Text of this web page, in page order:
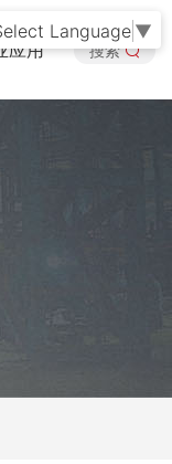
应用 搜索
Language▼